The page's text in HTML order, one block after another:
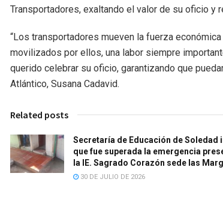
Transportadores, exaltando el valor de su oficio y
“Los transportadores mueven la fuerza
movilizados por ellos, una labor siempre
querido celebrar su oficio, garantizando que
Atlántico, Susana Cadavid.
Related posts
Secretaría de Educación de Soledad
que fue superada la emergencia
la IE. Sagrado Corazón sede las
30 DE JULIO DE 2026